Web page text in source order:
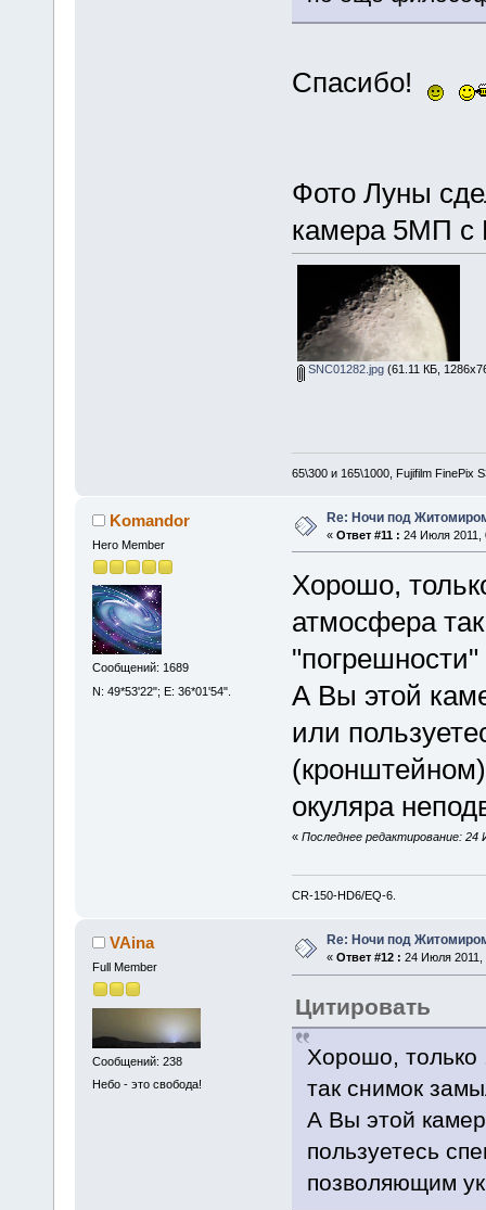
Спасибо!
Фото Луны
камера 5МП с
SNC01282.jpg(61.11 КБ,
65\300 и 165\1000, Fujifilm FinePix
Komandor
Hero Member
Сообщений: 1689
N: 49*53'22"; E: 36*01'54".
Re: Ночи под
« Ответ #11 : 24 Июля 2011,
Хорошо,
атмосфера
А Вы этой
или
окуляра
« Последнее редактирование: 24
CR-150-HD6/EQ-6.
VAina
Full Member
Сообщений: 238
Небо - это свобода!
Re: Ночи под
« Ответ #12 : 24 Июля 2011,
Цитировать
Хорошо, только
так снимок
А Вы этой
пользуетесь
позволяющим